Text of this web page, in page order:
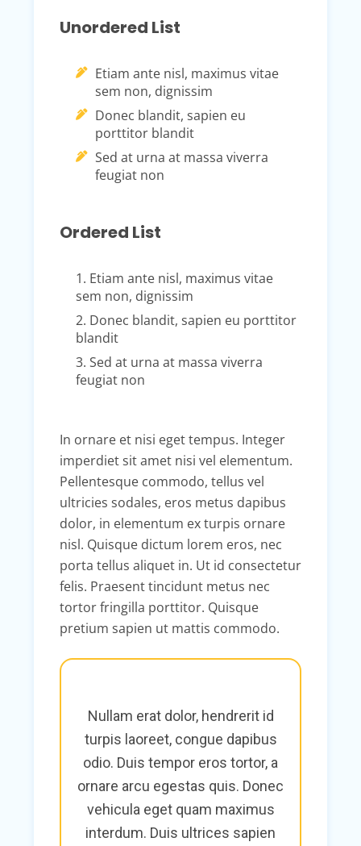
Unordered List
Etiam ante nisl, maximus vitae
sem non, dignissim
Donec blandit, sapien eu
porttitor blandit
Sed at urna at massa viverra
feugiat non
Ordered List
1. Etiam ante nisl, maximus vitae
sem non, dignissim
2. Donec blandit, sapien eu porttitor
blandit
3. Sed at urna at massa viverra
feugiat non
In ornare et nisi eget tempus. Integer
imperdiet sit amet nisi vel elementum.
Pellentesque commodo, tellus vel
ultricies sodales, eros metus dapibus
dolor, in elementum ex turpis ornare
nisl. Quisque dictum lorem eros, nec
porta tellus aliquet in. Ut id consectetur
felis. Praesent tincidunt metus nec
tortor fringilla porttitor. Quisque
pretium sapien ut mattis commodo.
Nullam erat dolor, hendrerit id
turpis laoreet, congue dapibus
odio. Duis tempor eros tortor, a
ornare arcu egestas quis. Donec
vehicula eget quam maximus
interdum. Duis ultrices sapien